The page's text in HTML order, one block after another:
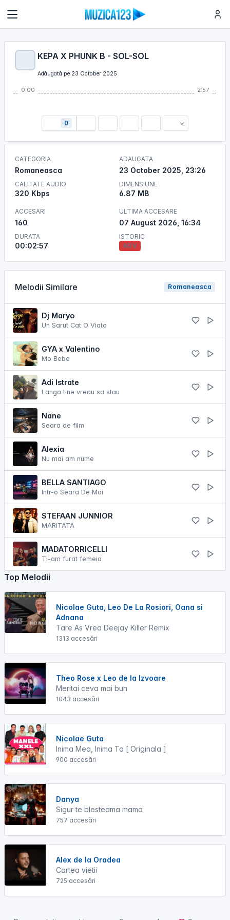
KEPA X PHUNK B - SOL-SOL
Adăugată pe 23 October 2025
0:00 2:57
0
CATEGORIA
Romaneasca
CALITATE AUDIO
320 Kbps
ADAUGATA
23 October 2025, 23:26
DIMENSIUNE
6.87 MB
ACCESARI
160
DURATA
00:02:57
ULTIMA ACCESARE
07 August 2026, 16:34
ISTORIC
ADV
Melodii Similare Romaneasca
Dj Maryo
Un Sarut Cat O Viata
GYA x Valentino
Mo Bebe
Adi Istrate
Langa tine vreau sa stau
Nane
Seara de film
Alexia
Nu mai am nume
BELLA SANTIAGO
Intr-o Seara De Mai
STEFAAN JUNNIOR
MARITATA
MADATORRICELLI
Ti-am furat femeia
Top Melodii
Nicolae Guta, Leo De La Rosiori, Oana si
Adnana
Tare As Vrea Deejay Killer Remix
1313 accesări
Theo Rose x Leo de la Izvoare
Meritai ceva mai bun
1043 accesări
Nicolae Guta
Inima Mea, Inima Ta [ Originala ]
900 accesări
Danya
Sigur te blesteama mama
757 accesări
Alex de la Oradea
Cartea vietii
725 accesări